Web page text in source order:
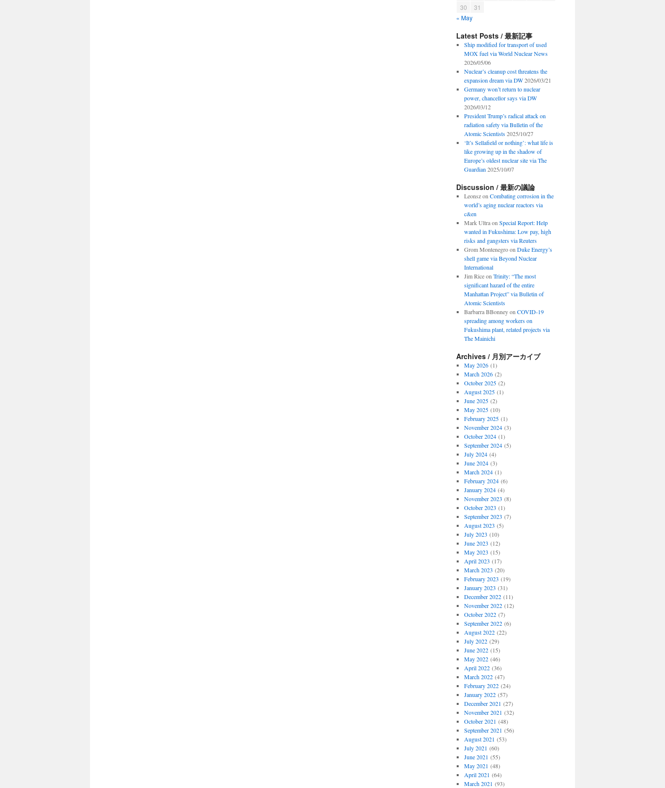
30
31
« May
Latest Posts / 最新記事
Ship modified for transport of used
MOX fuel via World Nuclear News
2026/05/06
Nuclear’s cleanup cost threatens the
expansion dream via DW 2026/03/21
Germany won’t return to nuclear
power, chancellor says via DW
2026/03/12
President Trump’s radical attack on
radiation safety via Bulletin of the
Atomic Scientists 2025/10/27
‘It’s Sellafield or nothing’: what life is
like growing up in the shadow of
Europe’s oldest nuclear site via The
Guardian 2025/10/07
Discussion / 最新の議論
Leonszon Combating corrosion in the
world’s aging nuclear reactors via
c&en
Mark Ultraon Special Report: Help
wanted in Fukushima: Low pay, high
risks and gangsters via Reuters
Grom Montenegroon Duke Energy’s
shell game via Beyond Nuclear
International
Jim Riceon Trinity: “The most
significant hazard of the entire
Manhattan Project” via Bulletin of
Atomic Scientists
Barbarra BBonneyon COVID-19
spreading among workers on
Fukushima plant, related projects via
The Mainichi
Archives / 月別アーカイブ
May 2026(1)
March 2026(2)
October 2025(2)
August 2025(1)
June 2025(2)
May 2025(10)
February 2025(1)
November 2024(3)
October 2024(1)
September 2024(5)
July 2024(4)
June 2024(3)
March 2024(1)
February 2024(6)
January 2024(4)
November 2023 (8)
October 2023 (1)
September 2023 (7)
August 2023 (5)
July 2023 (10)
June 2023 (12)
May 2023 (15)
April 2023 (17)
March 2023 (20)
February 2023 (19)
January 2023 (31)
December 2022(11)
November 2022(12)
October 2022(7)
September 2022(6)
August 2022(22)
July 2022(29)
June 2022(15)
May 2022(46)
April 2022(36)
March 2022(47)
February 2022(24)
January 2022(57)
December 2021 (27)
November 2021 (32)
October 2021 (48)
September 2021 (56)
August 2021 (53)
July 2021 (60)
June 2021 (55)
May 2021 (48)
April 2021 (64)
March 2021 (93)